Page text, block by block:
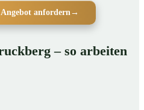
Angebot anfordern→
– so arbeiten